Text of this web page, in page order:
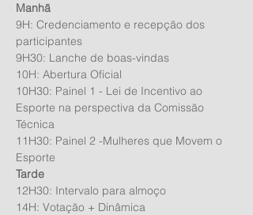
Manhã
9H: Credenciamento e recepção dos
participantes
9H30: Lanche de boas-vindas
10H: Abertura Oficial
10H30: Painel 1 - Lei de Incentivo ao
Esporte na perspectiva da Comissão
Técnica
11H30: Painel 2 -Mulheres que Movem o
Esporte
Tarde
12H30: Intervalo para almoço
14H: Votação + Dinâmica